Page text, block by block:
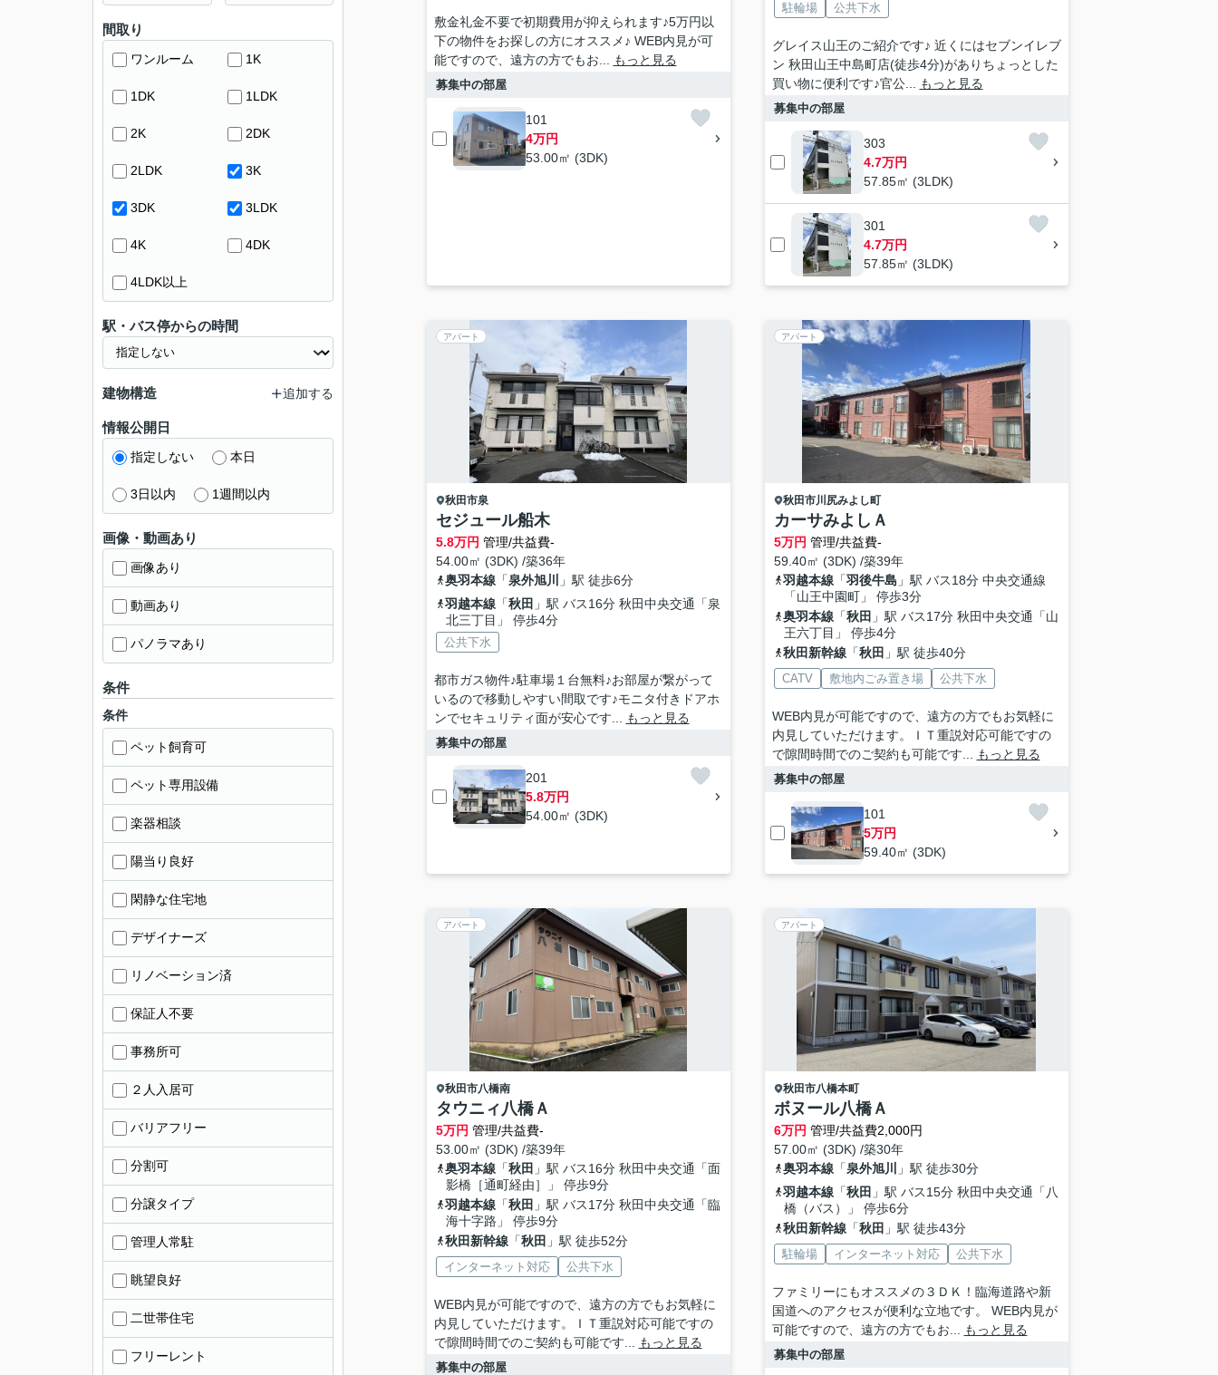
敷金礼金不要で初期費用が抑えられます♪5万円以
下の物件をお探しの方にオススメ♪ WEB内見が可
能ですので、遠方の方でもお...
もっと見る
募集中の部屋
101
4万円
53.00㎡ (3DK)
駐輪場 公共下水
グレイス山王のご紹介です♪ 近くにはセブンイレブ
ン 秋田山王中島町店(徒歩4分)がありちょっとした
買い物に便利です♪官公...
もっと見る
募集中の部屋
303
4.7万円
57.85㎡ (3LDK)
301
4.7万円
57.85㎡ (3LDK)
アパート
秋田市泉
セジュール船木
5.8万円 管理/共益費-
54.00㎡ (3DK) /築36年
奥羽本線「泉外旭川
」駅 徒歩6分
羽越本線「秋田 」駅 バス16分 秋田中央交通「泉
北三丁目」 停歩4分
公共下水
都市ガス物件♪駐車場１台無料♪お部屋が繋がって
いるので移動しやすい間取です♪モニタ付きドアホ
ンでセキュリティ面が安心です...
もっと見る
募集中の部屋
201
5.8万円
54.00㎡ (3DK)
アパート
秋田市川尻みよし町
カーサみよしＡ
5万円 管理/共益費-
59.40㎡ (3DK) /築39年
羽越本線「羽後牛島 」駅 バス18分 中央交通線
「山王中園町」 停歩3分
奥羽本線「秋田 」駅 バス17分 秋田中央交通「山
王六丁目」 停歩4分
秋田新幹線「秋田 」駅 徒歩40分
CATV 敷地内ごみ置き場 公共下水
WEB内見が可能ですので、遠方の方でもお気軽に
内見していただけます。ＩＴ重説対応可能ですの
で隙間時間でのご契約も可能です...
もっと見る
募集中の部屋
101
5万円
59.40㎡ (3DK)
アパート
秋田市八橋南
タウニィ八橋Ａ
5万円 管理/共益費-
53.00㎡ (3DK) /築39年
奥羽本線「秋田 」駅 バス16分 秋田中央交通「面
影橋［通町経由］」 停歩9分
羽越本線「秋田 」駅 バス17分 秋田中央交通「臨
海十字路」 停歩9分
秋田新幹線「秋田 」駅 徒歩52分
インターネット対応 公共下水
WEB内見が可能ですので、遠方の方でもお気軽に
内見していただけます。ＩＴ重説対応可能ですの
で隙間時間でのご契約も可能です...
もっと見る
募集中の部屋
アパート
秋田市八橋本町
ボヌール八橋Ａ
6万円 管理/共益費2,000円
57.00㎡ (3DK) /築30年
奥羽本線「泉外旭川
」駅 徒歩30分
羽越本線「秋田 」駅 バス15分 秋田中央交通「八
橋（バス）」 停歩6分
秋田新幹線「秋田 」駅 徒歩43分
駐輪場 インターネット対応 公共下水
ファミリーにもオススメの３ＤＫ！臨海道路や新
国道へのアクセスが便利な立地です。 WEB内見が
可能ですので、遠方の方でもお...
もっと見る
募集中の部屋
間取り
ワンルーム 1K
1DK 1LDK
2K 2DK
2LDK 3K
3DK 3LDK
4K 4DK
4LDK以上
駅・バス停からの時間
建物構造 追加する
情報公開日
指定しない 本日
3日以内 1週間以内
画像・動画あり
画像あり
動画あり
パノラマあり
条件
条件
ペット飼育可
ペット専用設備
楽器相談
陽当り良好
閑静な住宅地
デザイナーズ
リノベーション済
保証人不要
事務所可
２人入居可
バリアフリー
分割可
分譲タイプ
管理人常駐
眺望良好
二世帯住宅
フリーレント